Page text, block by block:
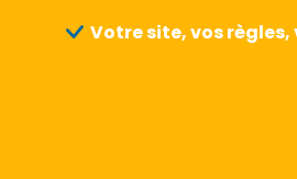
Votre site, vos règles,